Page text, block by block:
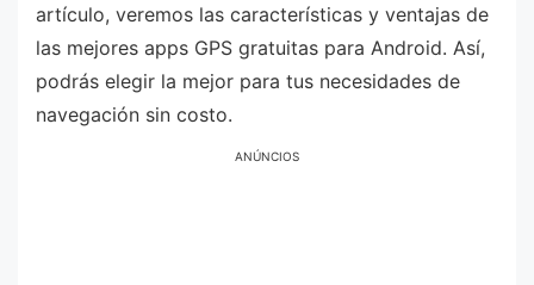
artículo, veremos las características y ventajas de
las mejores apps GPS gratuitas para Android. Así,
podrás elegir la mejor para tus necesidades de
navegación sin costo.
ANÚNCIOS